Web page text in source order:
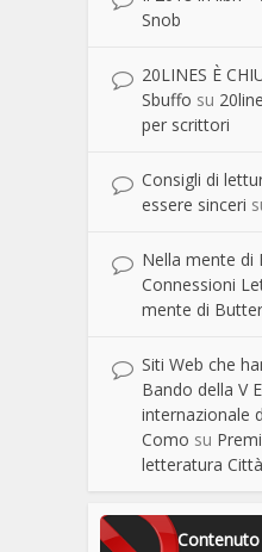
Snob
20LINES È
Sbuffo su
per scrittori
Consigli di
essere sinceri
Nella mente di
Connessioni
mente di
Siti Web che
Bando della V
internazionale
Como su
letteratura